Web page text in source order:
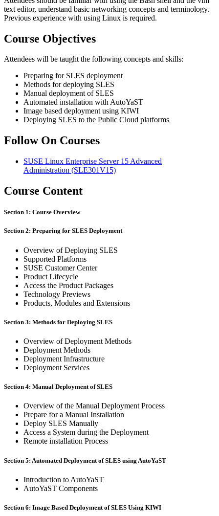
text editor, understand basic networking concepts and terminology.
Previous experience with using Linux is required.
Course Objectives
Attendees will be taught the following concepts and skills:
Preparing for SLES deployment
Methods for deploying SLES
Manual deployment of SLES
Automated installation with AutoYaST
Image based deployment using KIWI
Deploying SLES to the Public Cloud platforms
Follow On Courses
SUSE Linux Enterprise Server 15 Advanced
Administration (SLE301V15)
Course Content
Section 1: Course Overview
Section 2: Preparing for SLES Deployment
Overview of Deploying SLES
Supported Platforms
SUSE Customer Center
Product Lifecycle
Access the Product Packages
Technology Previews
Products, Modules and Extensions
Section 3: Methods for Deploying SLES
Overview of Deployment Methods
Deployment Methods
Deployment Infrastructure
Deployment Services
Section 4: Manual Deployment of SLES
Overview of the Manual Deployment Process
Prepare for a Manual Installation
Deploy SLES Manually
Access a System during the Deployment
Remote installation Process
Section 5: Automated Deployment of SLES using AutoYaST
Introduction to AutoYaST
AutoYaST Components
Section 6: Image Based Deployment of SLES Using KIWI